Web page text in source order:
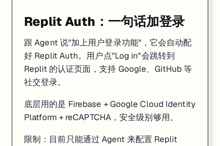
Replit Auth：一句话加登录
跟 Agent 说"加上用户登录功能"，它会自动配
好 Replit Auth。用户点"Log in"会跳转到
Replit 的认证页面，支持 Google、GitHub 等
社交登录。
底层用的是 Firebase + Google Cloud Identity
Platform + reCAPTCHA，安全级别够用。
限制：目前只能通过 Agent 来配置 Replit